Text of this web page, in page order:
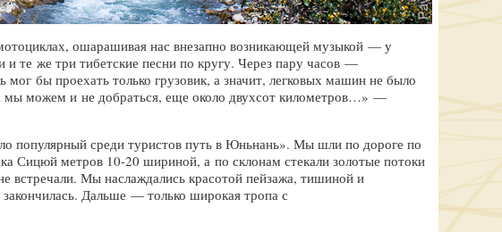
ошарашивая нас внезапно возникающей музыкой — у
и те же три тибетские песни по кругу. Через пару часов —
бы проехать только грузовик, а значит, легковых машин не было
мы можем и не добраться, еще около двухсот километров…» —
среди туристов путь в Юньнань». Мы шли по дороге по
Сицюй метров 10-20 шириной, а по склонам стекали золотые потоки
встречали. Мы наслаждались красотой пейзажа, тишиной и
Дальше — только широкая тропа с